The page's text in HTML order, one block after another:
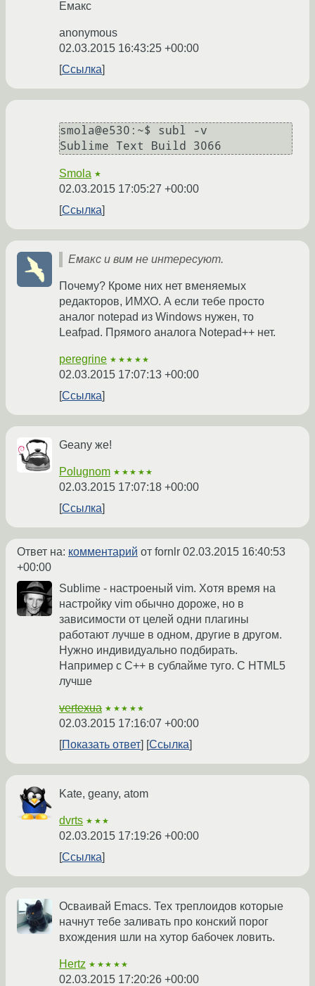
Емакс
anonymous
02.03.2015 16:43:25 +00:00
Ссылка
smola@e530:~$ subl -v
Smola ★
02.03.2015 17:05:27 +00:00
Ссылка
Емакс и вим не интересуют.
Почему? Кроме них нет вменяемых
редакторов, ИМХО. А если тебе просто
аналог notepad из Windows нужен, то
Leafpad. Прямого аналога Notepad++ нет.
peregrine ★★★★★
02.03.2015 17:07:13 +00:00
Ссылка
Geany же!
Polugnom ★★★★★
02.03.2015 17:07:18 +00:00
Ссылка
Ответ на: комментарий от fornlr 02.03.2015 16:40:53
+00:00
Sublime - настроеный vim. Хотя время на
настройку vim обычно дороже, но в
зависимости от целей одни плагины
работают лучше в одном, другие в другом.
Нужно индивидуально подбирать.
Например с С++ в сублайме туго. С HTML5
лучше
vertexua ★★★★★
02.03.2015 17:16:07 +00:00
Показать ответ
Ссылка
Kate, geany, atom
dvrts ★★★
02.03.2015 17:19:26 +00:00
Ссылка
Осваивай Emacs. Тех треплоидов которые
начнут тебе заливать про конский порог
вхождения шли на хутор бабочек ловить.
Hertz ★★★★★
02.03.2015 17:20:26 +00:00